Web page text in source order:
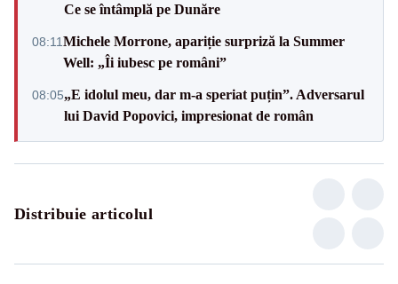
Ce se întâmplă pe Dunăre
08:11Michele Morrone, apariție surpriză la Summer
Well: „Îi iubesc pe români”
08:05„E idolul meu, dar m-a speriat puțin”. Adversarul
lui David Popovici, impresionat de român
Distribuie articolul